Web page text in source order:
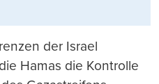
der Israel
Hamas die Kontrolle